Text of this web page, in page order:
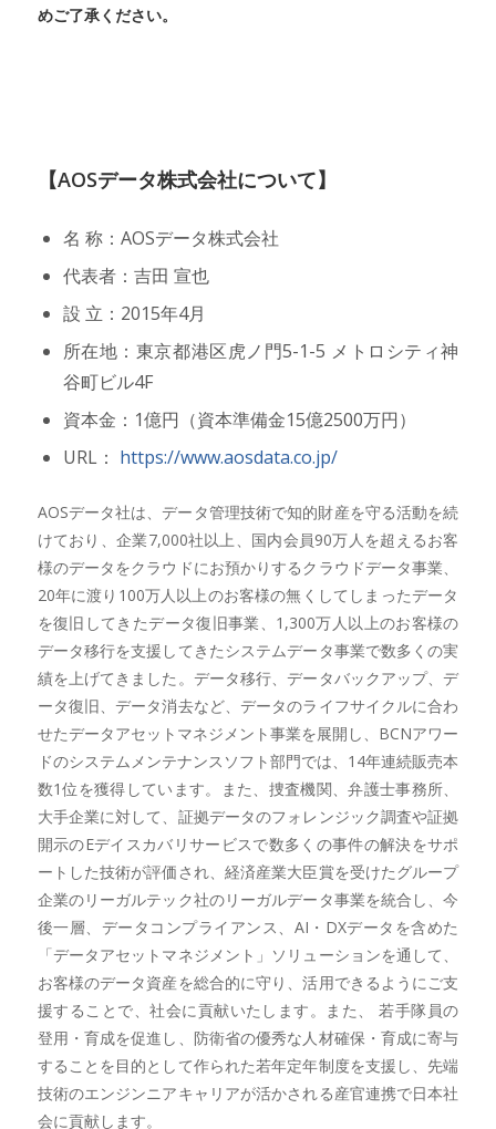
めご了承ください。
【AOSデータ株式会社について】
名 称：AOSデータ株式会社
代表者：吉田 宣也
設 立：2015年4月
所在地：東京都港区虎ノ門5-1-5 メトロシティ神
谷町ビル4F
資本金：1億円（資本準備金15億2500万円）
URL： https://www.aosdata.co.jp/
AOSデータ社は、データ管理技術で知的財産を守る活動を続
けており、企業7,000社以上、国内会員90万人を超えるお客
様のデータをクラウドにお預かりするクラウドデータ事業、
20年に渡り100万人以上のお客様の無くしてしまったデータ
を復旧してきたデータ復旧事業、1,300万人以上のお客様の
データ移行を支援してきたシステムデータ事業で数多くの実
績を上げてきました。データ移行、データバックアップ、デ
ータ復旧、データ消去など、データのライフサイクルに合わ
せたデータアセットマネジメント事業を展開し、BCNアワー
ドのシステムメンテナンスソフト部門では、14年連続販売本
数1位を獲得しています。また、捜査機関、弁護士事務所、
大手企業に対して、証拠データのフォレンジック調査や証拠
開示のEデイスカバリサービスで数多くの事件の解決をサポ
ートした技術が評価され、経済産業大臣賞を受けたグループ
企業のリーガルテック社のリーガルデータ事業を統合し、今
後一層、データコンプライアンス、AI・DXデータを含めた
「データアセットマネジメント」ソリューションを通して、
お客様のデータ資産を総合的に守り、活用できるようにご支
援することで、社会に貢献いたします。また、 若手隊員の
登用・育成を促進し、防衛省の優秀な人材確保・育成に寄与
することを目的として作られた若年定年制度を支援し、先端
技術のエンジンニアキャリアが活かされる産官連携で日本社
会に貢献します。